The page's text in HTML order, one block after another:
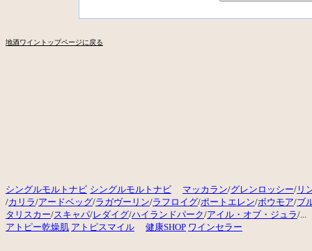
地酒ワイントップページに戻る
シングルモルトナビ シングルモルトナビ マッカラン/グレンロッシー/ リ
/カリラ/アードベッグ/ラガヴーリン/ラフロイグ/ポートエレン/ボウモア/ブ
タリスカー/スキャパ/レダイグ/ハイランドパーク/アイル・オブ・ジュラ/...
アトピー乾燥肌 アトピスマイル 健康SHOP ワインセラー